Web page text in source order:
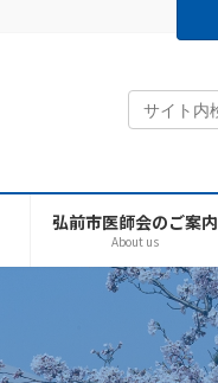
弘前市医師会のご案内
About us